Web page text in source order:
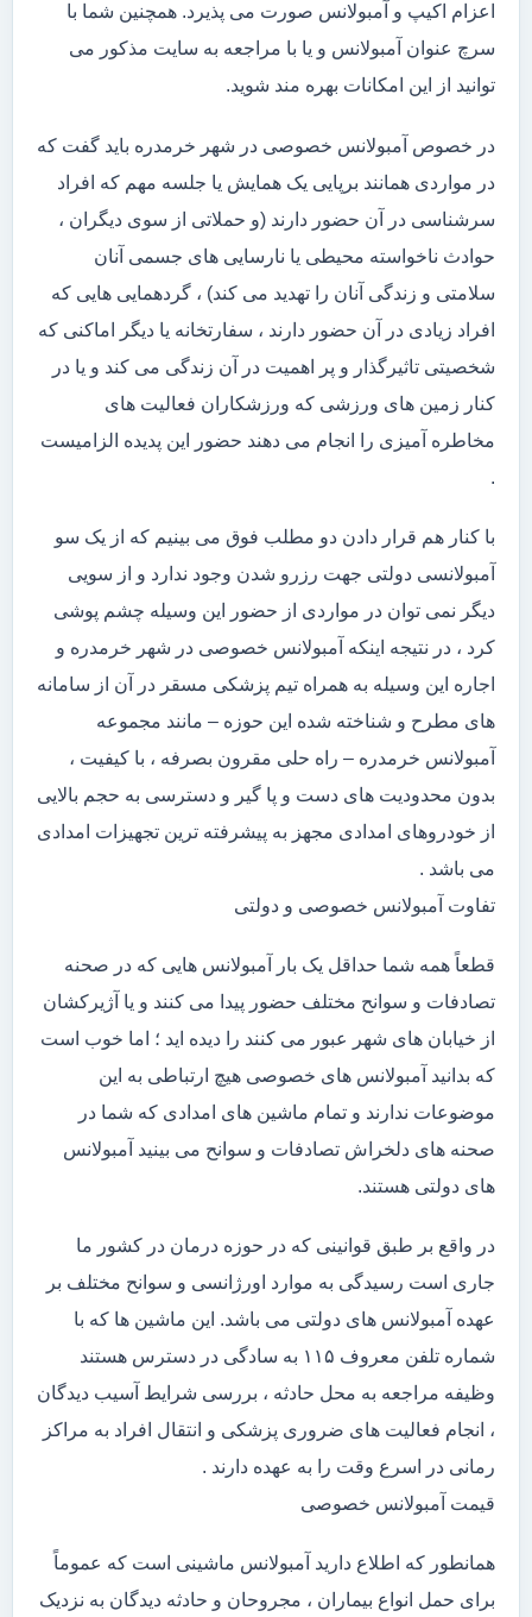
اعزام اکیپ و آمبولانس صورت می پذیرد. همچنین شما با
سرچ عنوان آمبولانس و یا با مراجعه به سایت مذکور می
توانید از این امکانات بهره مند شوید.
در خصوص آمبولانس خصوصی در شهر خرمدره باید گفت که
در مواردی همانند برپایی یک همایش یا جلسه مهم که افراد
سرشناسی در آن حضور دارند (و حملاتی از سوی دیگران ،
حوادث ناخواسته محیطی یا نارسایی های جسمی آنان
سلامتی و زندگی آنان را تهدید می کند) ، گردهمایی هایی که
افراد زیادی در آن حضور دارند ، سفارتخانه یا دیگر اماکنی که
شخصیتی تاثیرگذار و پر اهمیت در آن زندگی می کند و یا در
کنار زمین های ورزشی که ورزشکاران فعالیت های
مخاطره آمیزی را انجام می دهند حضور این پدیده الزامیست
.
با کنار هم قرار دادن دو مطلب فوق می بینیم که از یک سو
آمبولانسی دولتی جهت رزرو شدن وجود ندارد و از سویی
دیگر نمی توان در مواردی از حضور این وسیله چشم پوشی
کرد ، در نتیجه اینکه آمبولانس خصوصی در شهر خرمدره و
اجاره این وسیله به همراه تیم پزشکی مسقر در آن از سامانه
های مطرح و شناخته شده این حوزه – مانند مجموعه
آمبولانس خرمدره – راه حلی مقرون بصرفه ، با کیفیت ،
بدون محدودیت های دست و پا گیر و دسترسی به حجم بالایی
از خودروهای امدادی مجهز به پیشرفته ترین تجهیزات امدادی
می باشد .
تفاوت آمبولانس خصوصی و دولتی
قطعاً همه شما حداقل یک بار آمبولانس هایی که در صحنه
تصادفات و سوانح مختلف حضور پیدا می کنند و یا آژیرکشان
از خیابان های شهر عبور می کنند را دیده اید ؛ اما خوب است
که بدانید آمبولانس های خصوصی هیچ ارتباطی به این
موضوعات ندارند و تمام ماشین های امدادی که شما در
صحنه های دلخراش تصادفات و سوانح می بینید آمبولانس
های دولتی هستند.
در واقع بر طبق قوانینی که در حوزه درمان در کشور ما
جاری است رسیدگی به موارد اورژانسی و سوانح مختلف بر
عهده آمبولانس های دولتی می باشد. این ماشین ها که با
شماره تلفن معروف ۱۱۵ به سادگی در دسترس هستند
وظیفه مراجعه به محل حادثه ، بررسی شرایط آسیب دیدگان
، انجام فعالیت های ضروری پزشکی و انتقال افراد به مراکز
رمانی در اسرع وقت را به عهده دارند .
قیمت آمبولانس خصوصی
همانطور که اطلاع دارید آمبولانس ماشینی است که عموماً
برای حمل انواع بیماران ، مجروحان و حادثه دیدگان به نزدیک